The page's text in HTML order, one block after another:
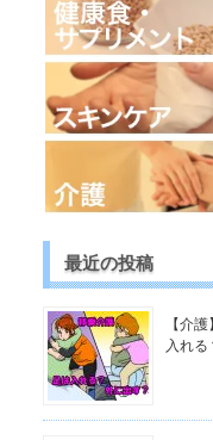
最近の投稿
【介
入れる